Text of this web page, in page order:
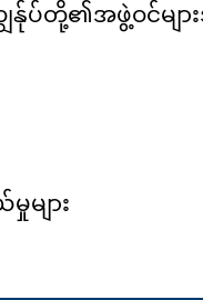
ကျွန်ုပ်တို့၏အဖွဲ့ဝင်မ
များ